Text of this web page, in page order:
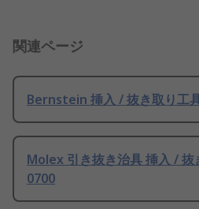
関連ページ
Bernstein 挿入 / 抜き取り工
Molex 引き抜き治具 挿入 / 抜
0700